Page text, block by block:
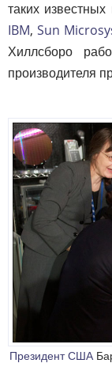
таких
IBM, Sun
Хиллсборо
производителя
Президент США